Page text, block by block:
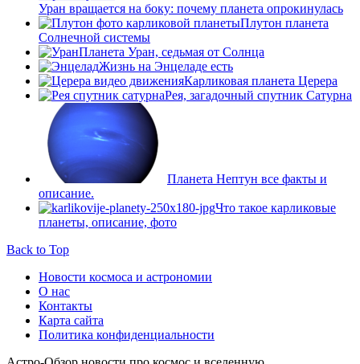
Уран вращается на боку: почему планета опрокинулась
Плутон планета
Солнечной системы
Планета Уран, седьмая от Солнца
Жизнь на Энцеладе есть
Карликовая планета Церера
Рея, загадочный спутник Сатурна
Планета Нептун все факты и
описание.
Что такое карликовые
планеты, описание, фото
Back to Top
Новости космоса и астрономии
О нас
Контакты
Карта сайта
Политика конфиденциальности